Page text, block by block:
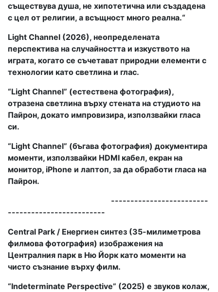
съществува душа, не хипотетична или създадена
с цел от религии, а всъщност много реална.“
Light Channel (2026), неопределената
перспектива на случайността и изкуството на
играта, когато се съчетават природни елементи с
технологии като светлина и глас.
“Light Channel” (естествена фотография),
отразена светлина върху стената на студиото на
Пайрон, докато импровизира, използвайки гласа
си.
“Light Channel” (бъгава фотография) документира
моменти, използвайки HDMI кабел, екран на
монитор, iPhone и лаптоп, за да обработи гласа на
Пайрон.
-------------------------
-------------------------
Central Park / Енергиен синтез (35-милиметрова
филмова фотография) изображения на
Централния парк в Ню Йорк като моменти на
чисто съзнание върху филм.
“Indeterminate Perspective” (2025) е звуков колаж,